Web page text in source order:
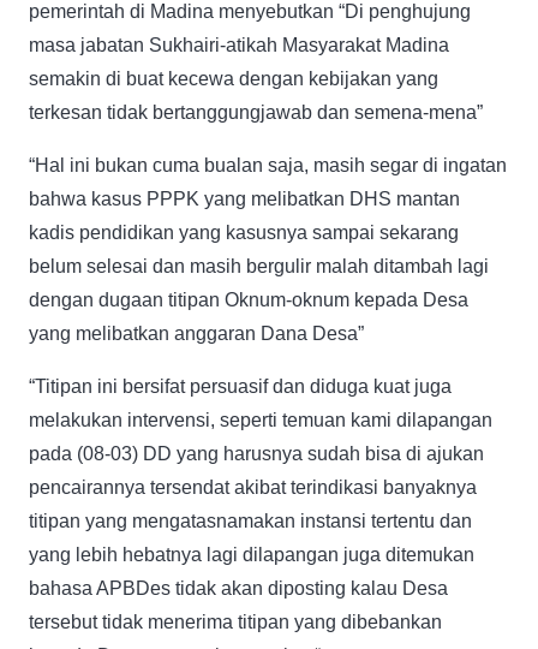
pemerintah di Madina menyebutkan “Di penghujung
masa jabatan Sukhairi-atikah Masyarakat Madina
semakin di buat kecewa dengan kebijakan yang
terkesan tidak bertanggungjawab dan semena-mena”
“Hal ini bukan cuma bualan saja, masih segar di ingatan
bahwa kasus PPPK yang melibatkan DHS mantan
kadis pendidikan yang kasusnya sampai sekarang
belum selesai dan masih bergulir malah ditambah lagi
dengan dugaan titipan Oknum-oknum kepada Desa
yang melibatkan anggaran Dana Desa”
“Titipan ini bersifat persuasif dan diduga kuat juga
melakukan intervensi, seperti temuan kami dilapangan
pada (08-03) DD yang harusnya sudah bisa di ajukan
pencairannya tersendat akibat terindikasi banyaknya
titipan yang mengatasnamakan instansi tertentu dan
yang lebih hebatnya lagi dilapangan juga ditemukan
bahasa APBDes tidak akan diposting kalau Desa
tersebut tidak menerima titipan yang dibebankan